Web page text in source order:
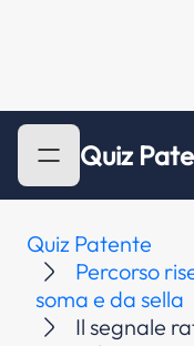
Quiz
Quiz Patente
Percorso
soma e da sella
Il segnale